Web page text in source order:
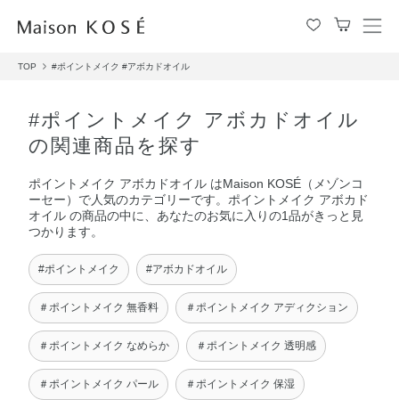
メ
TOP #ポイントメイク #アボカドオイル
#ポイントメイク アボカドオイル
の関連商品を探す
ポイントメイク アボカドオイル はMaison KOSÉ（メゾンコ
ーセー）で人気のカテゴリーです。ポイントメイク アボカド
オイル の商品の中に、あなたのお気に入りの1品がきっと見
つかります。
#ポイントメイク #アボカドオイル
＃ポイントメイク 無香料 ＃ポイントメイク アディクション
＃ポイントメイク なめらか ＃ポイントメイク 透明感
＃ポイントメイク パール ＃ポイントメイク 保湿